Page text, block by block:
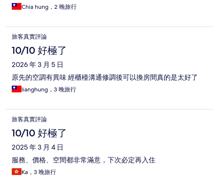
Chia hung，2 晚旅行
旅客真實評論
10/10 好極了
2026 年 3 月 5 日
原先的空調有異味 經櫃檯溝通修調後可以換房間真的是太好了
lianghung，3 晚旅行
旅客真實評論
10/10 好極了
2025 年 3 月 4 日
服務、價格、空間都非常滿意，下次必定再入住
Ka，3 晚旅行